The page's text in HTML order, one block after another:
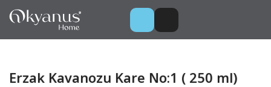
Erzak Kavanozu Kare No:1 ( 250 ml)